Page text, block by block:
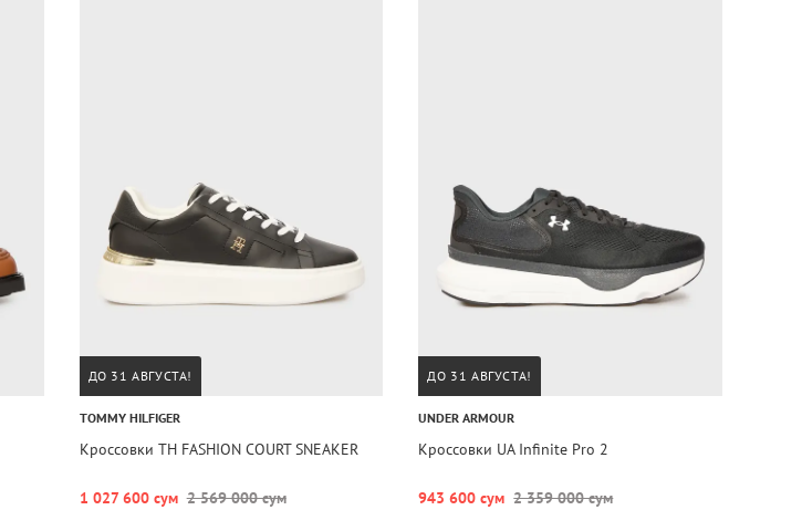
ДО 31 АВГУСТА!
TOMMY HILFIGER
Кроссовки TH FASHION COURT SNEAKER
1 027 600 сум 2 569 000 сум
ДО 31 АВГУСТА!
UNDER ARMOUR
Кроссовки UA Infinite Pro 2
943 600 сум 2 359 000 сум